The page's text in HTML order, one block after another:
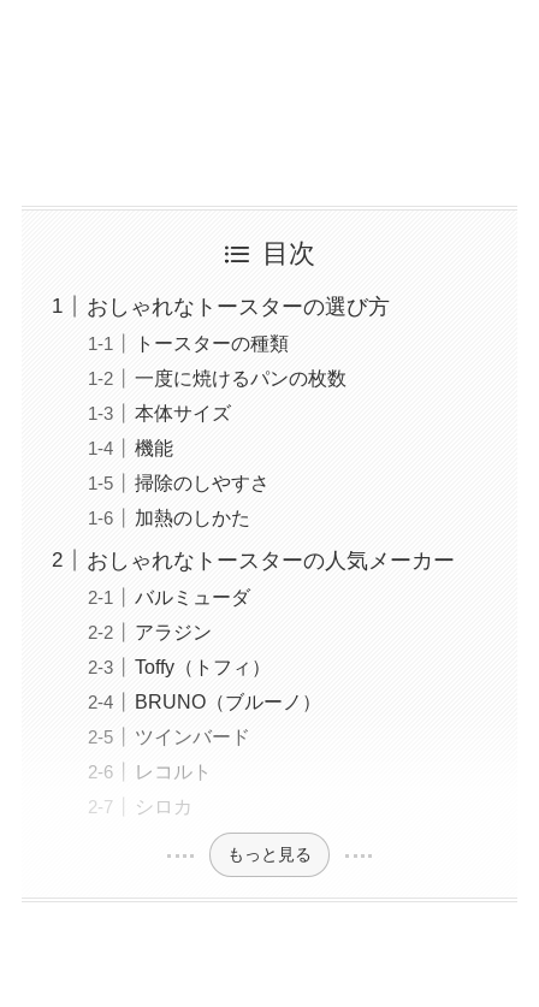
目次
おしゃれなトースターの選び方
トースターの種類
一度に焼けるパンの枚数
本体サイズ
機能
掃除のしやすさ
加熱のしかた
おしゃれなトースターの人気メーカー
バルミューダ
アラジン
Toffy（トフィ）
BRUNO（ブルーノ）
ツインバード
レコルト
シロカ
もっと見る